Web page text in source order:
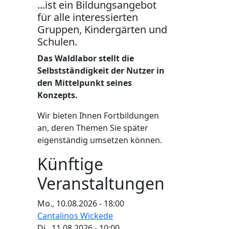
...ist ein Bildungsangebot
für alle interessierten
Gruppen, Kindergärten und
Schulen.
Das Waldlabor stellt die
Selbstständigkeit der Nutzer in
den Mittelpunkt seines
Konzepts.
Wir bieten Ihnen Fortbildungen
an, deren Themen Sie später
eigenständig umsetzen können.
Künftige
Veranstaltungen
Mo., 10.08.2026 - 18:00
Cantalinos Wickede